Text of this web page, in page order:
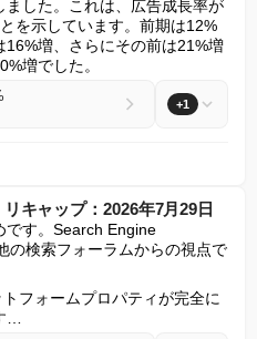
した。これは、広告成長率が
を示しています。前期は12%
増、さらにその前は21%増
増でした。
+1
キャップ：2026年7月29日
です。Search Engine
の検索フォーラムからの視点で
フォームプロパティが完全に
…